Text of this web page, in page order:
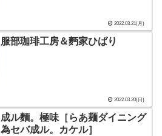
2022.03.21(月)
服部珈琲工房＆麪家ひばり
2022.03.20(日)
成ル麵。極味［らあ麺ダイニング
為セバ成ル。カケル］